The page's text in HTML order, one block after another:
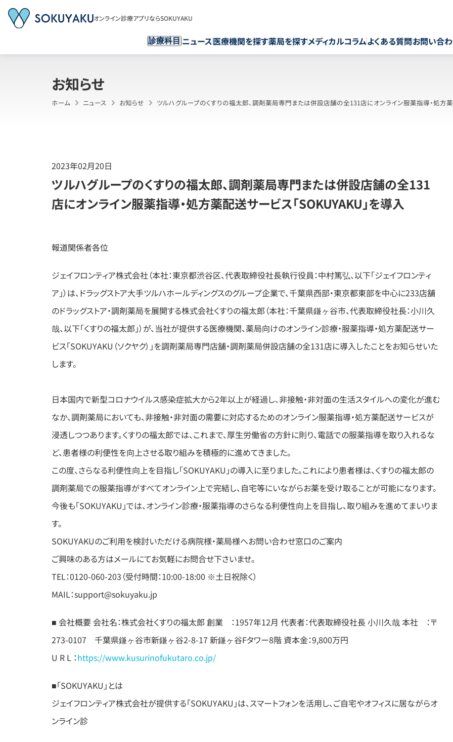
オンライン診療アプリならSOKUYAKU
診療科目 ニュース医療機関を探す薬局を探すメディカルコラムよくある質問お問い合
お知らせ
ホーム ニュース お知らせ ツルハグループのくすりの福太郎、調剤薬局専門または併設店舗の全131店にオンライン服薬指導・処方薬
2023年02月20日
ツルハグループのくすりの福太郎、調剤薬局専門または併設店舗の全131
店にオンライン服薬指導・処方薬配送サービス「SOKUYAKU」を導入
報道関係者各位
ジェイフロンティア株式会社（本社：東京都渋谷区、代表取締役社長執行役員：中村篤弘、以下「ジェイフロンティ
ア」）は、ドラッグストア大手ツルハホールディングスのグループ企業で、千葉県西部・東京都東部を中心に233店舗
のドラッグストア・調剤薬局を展開する株式会社くすりの福太郎（本社：千葉県鎌ヶ谷市、代表取締役社長：小川久
哉、以下「くすりの福太郎」）が、当社が提供する医療機関、薬局向けのオンライン診療・服薬指導・処方薬配送サー
ビス「SOKUYAKU（ソクヤク）」を調剤薬局専門店舗・調剤薬局併設店舗の全131店に導入したことをお知らせいた
します。
日本国内で新型コロナウイルス感染症拡大から2年以上が経過し、非接触・非対面の生活スタイルへの変化が進む
なか、調剤薬局においても、非接触・非対面の需要に対応するためのオンライン服薬指導・処方薬配送サービスが
浸透しつつあります。くすりの福太郎では、これまで、厚生労働省の方針に則り、電話での服薬指導を取り入れるな
ど、患者様の利便性を向上させる取り組みを積極的に進めてきました。
この度、さらなる利便性向上を目指し「SOKUYAKU」の導入に至りました。これにより患者様は、くすりの福太郎の
調剤薬局での服薬指導がすべてオンライン上で完結し、自宅等にいながらお薬を受け取ることが可能になります。
今後も「SOKUYAKU」では、オンライン診療・服薬指導のさらなる利便性向上を目指し、取り組みを進めてまいりま
す。
SOKUYAKUのご利用を検討いただける病院様・薬局様へお問い合わせ窓口のご案内
ご興味のある方はメールにてお気軽にお問合せ下さいませ。
TEL：0120-060-203（受付時間：10:00-18:00 ※土日祝除く）
MAIL：support@sokuyaku.jp
■ 会社概要会社名：株式会社くすりの福太郎 創業 ：1957年12月 代表者：代表取締役社長 小川久哉 本社 ：〒
273-0107 千葉県鎌ヶ谷市新鎌ヶ谷2-8-17 新鎌ヶ谷Fタワー8階 資本金：9,800万円
U R L ：https://www.kusurinofukutaro.co.jp/
■「SOKUYAKU」とは
ジェイフロンティア株式会社が提供する「SOKUYAKU」は、スマートフォンを活用し、ご自宅やオフィスに居ながらオ
ンライン診